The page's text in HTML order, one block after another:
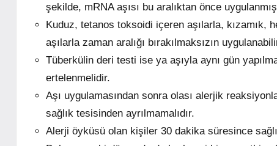
şekilde, mRNA aşısı bu aralıktan önce
Kuduz, tetanos toksoidi içeren aşılarla, kızamık,
aşılarla zaman aralığı bırakılmaksızın
Tüberkülin deri testi ise ya aşıyla aynı gün
ertelenmelidir.
Aşı uygulamasından sonra olası alerjik
sağlık tesisinden ayrılmamalıdır.
Alerji öyküsü olan kişiler 30 dakika süresince